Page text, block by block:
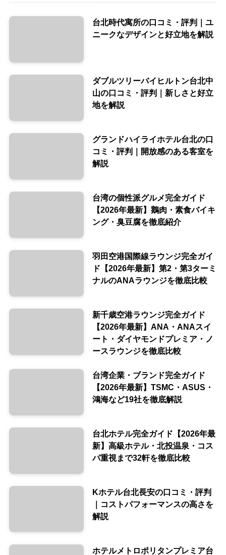
台北時代寓所の口コミ・評判｜ユ
ニークなデザインと好立地を解説
ダブルツリーバイヒルトン台北中
山の口コミ・評判｜新しさと好立
地を解説
グランドハイライホテル台北の口
コミ・評判｜開放感のある客室を
解説
台湾の個性派グルメ完全ガイド
【2026年最新】鵝肉・素食バイキ
ング・臭豆腐を徹底紹介
羽田空港国際線ラウンジ完全ガイ
ド【2026年最新】第2・第3ターミ
ナルのANAラウンジを徹底比較
新千歳空港ラウンジ完全ガイド
【2026年最新】ANA・ANAスイ
ート・ダイヤモンドプレミア・ノ
ースラウンジを徹底比較
台湾企業・ブランド完全ガイド
【2026年最新】TSMC・ASUS・
鴻海など19社を徹底解説
台北ホテル完全ガイド【2026年最
新】高級ホテル・北投温泉・コス
パ重視まで32軒を徹底比較
Kホテル台北長安の口コミ・評判
｜コストパフォーマンスの高さを
解説
ホテルメトロポリタンプレミア台